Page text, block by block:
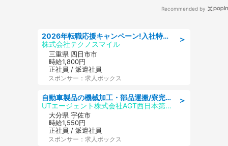
Recommended by
＞
2026年転職応援キャンペーン!入社特典58万円/デンソーで働こう!自動車工場で小型部品の検査業務 denso aichi
株式会社テクノスマイル
三重県 四日市市
時給1,800円
正社員 / 派遣社員
スポンサー：求人ボックス
＞
自動車製品の機械加工・部品運搬/寮完備/日払い/工場・製造
UTエージェント株式会社AGT西日本第二CU
大分県 宇佐市
時給1,550円
正社員 / 派遣社員
スポンサー：求人ボックス